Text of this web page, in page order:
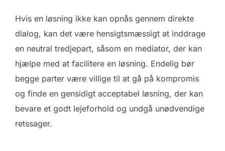
Hvis en løsning ikke kan opnås gennem direkte
dialog, kan det være hensigtsmæssigt at inddrage
en neutral tredjepart, såsom en mediator, der kan
hjælpe med at facilitere en løsning. Endelig bør
begge parter være villige til at gå på kompromis
og finde en gensidigt acceptabel løsning, der kan
bevare et godt lejeforhold og undgå unødvendige
retssager.